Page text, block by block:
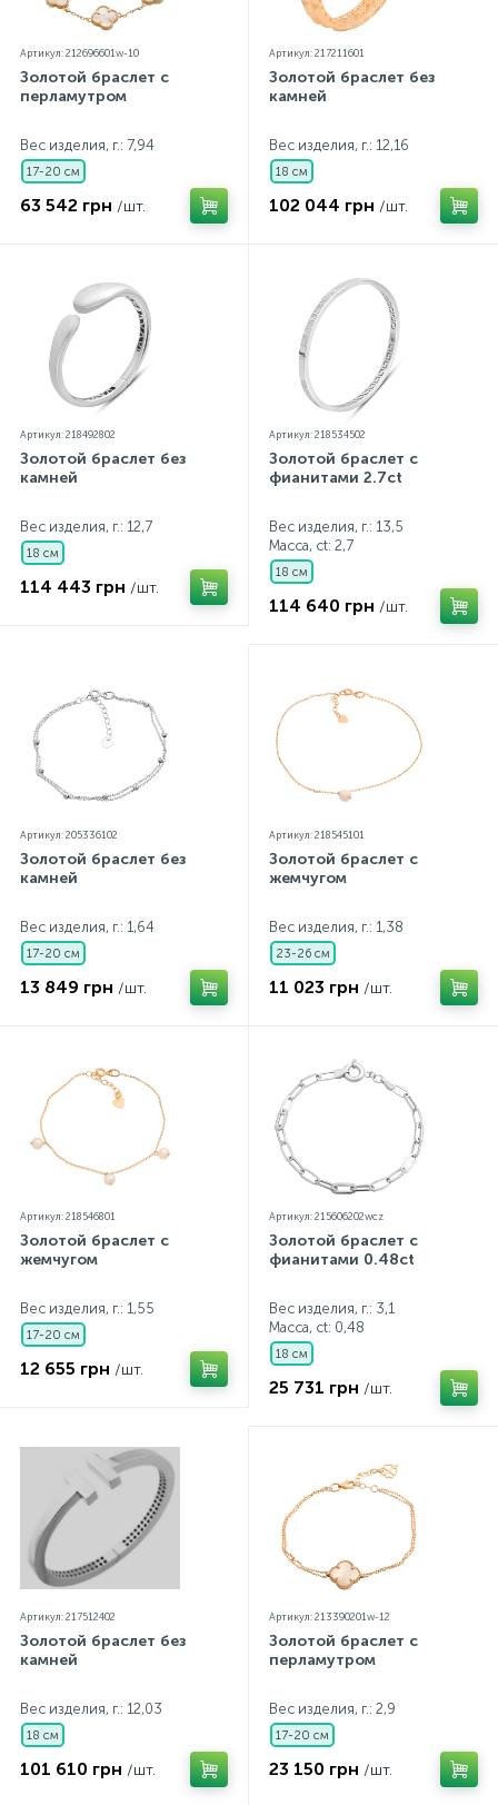
Артикул: 212696601w-10
Золотой браслет с
перламутром
Вес изделия, г.: 7,94
17-20 см
63 542 грн /шт.
Артикул: 217211601
Золотой браслет без
камней
Вес изделия, г.: 12,16
18 см
102 044 грн /шт.
Артикул: 218492802
Золотой браслет без
камней
Вес изделия, г.: 12,7
18 см
114 443 грн /шт.
Артикул: 218534502
Золотой браслет с
фианитами 2.7ct
Вес изделия, г.: 13,5
Масса, ct: 2,7
18 см
114 640 грн /шт.
Артикул: 205336102
Золотой браслет без
камней
Вес изделия, г.: 1,64
17-20 см
13 849 грн /шт.
Артикул: 218545101
Золотой браслет с
жемчугом
Вес изделия, г.: 1,38
23-26 см
11 023 грн /шт.
Артикул: 218546801
Золотой браслет с
жемчугом
Вес изделия, г.: 1,55
17-20 см
12 655 грн /шт.
Артикул: 215606202wcz
Золотой браслет с
фианитами 0.48ct
Вес изделия, г.: 3,1
Масса, ct: 0,48
18 см
25 731 грн /шт.
Артикул: 217512402
Золотой браслет без
камней
Вес изделия, г.: 12,03
18 см
101 610 грн /шт.
Артикул: 213390201w-12
Золотой браслет с
перламутром
Вес изделия, г.: 2,9
17-20 см
23 150 грн /шт.